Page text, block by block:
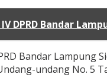
DPRD Bandar
Bandar
undang No. 5